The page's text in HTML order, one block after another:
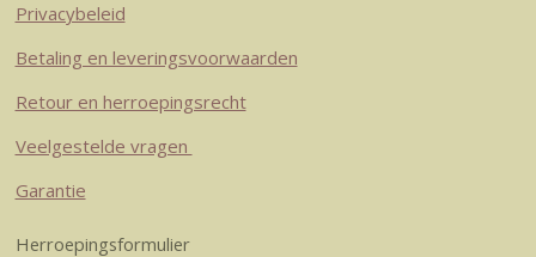
Privacybeleid
Betaling en leveringsvoorwaarden
Retour en herroepingsrecht
Veelgestelde vragen
Garantie
Herroepingsformulier